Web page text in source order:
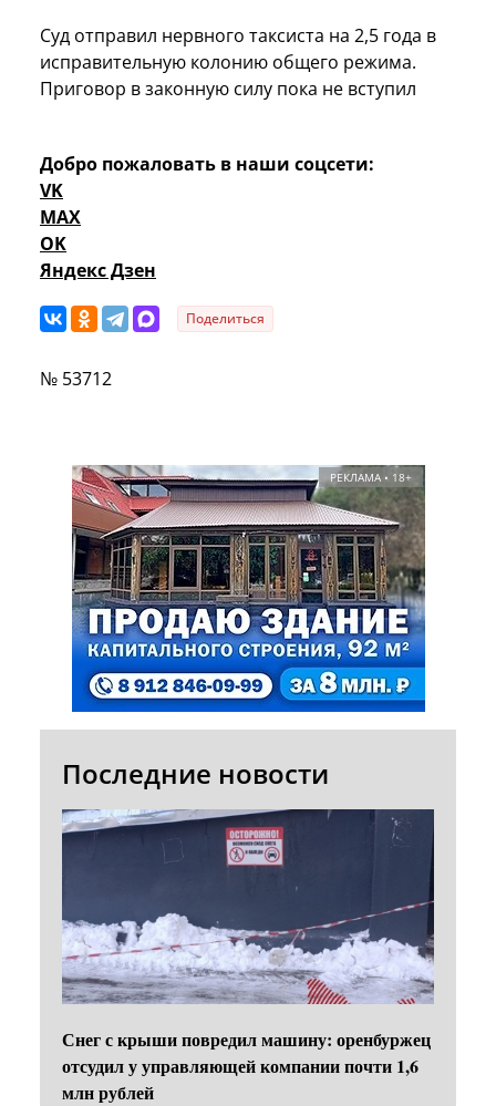
Суд отправил нервного таксиста на 2,5 года в
исправительную колонию общего режима.
Приговор в законную силу пока не вступил
Добро пожаловать в наши соцсети:
VK
MAX
OK
Яндекс Дзен
Поделиться
№ 53712
РЕКЛАМА • 18+
Последние новости
Снег с крыши повредил машину: оренбуржец
отсудил у управляющей компании почти 1,6
млн рублей